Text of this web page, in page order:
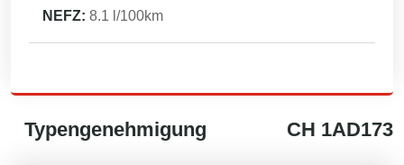
NEFZ: 8.1 l/100km
Typengenehmigung CH 1AD173